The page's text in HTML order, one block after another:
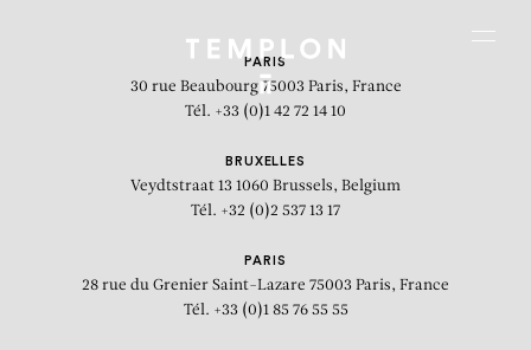
PARIS
30 rue Beaubourg 75003 Paris, France
Tél. +33 (0)1 42 72 14 10
BRUXELLES
Veydtstraat 13 1060 Brussels, Belgium
Tél. +32 (0)2 537 13 17
PARIS
28 rue du Grenier Saint-Lazare 75003 Paris, France
Tél. +33 (0)1 85 76 55 55